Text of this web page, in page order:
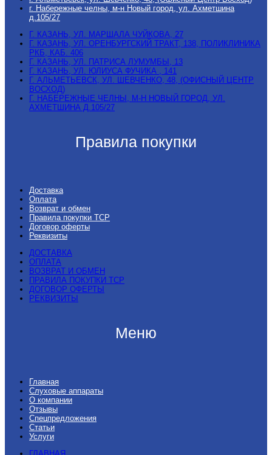
г. Набережные челны, м-н Новый город, ул. Ахметшина
д.105/27
Г. КАЗАНЬ, УЛ. МАРШАЛА ЧУЙКОВА, 27
Г. КАЗАНЬ, УЛ. ОРЕНБУРГСКИЙ ТРАКТ, 138, ПОЛИКЛИНИКА
РКБ, КАБ. 406
Г. КАЗАНЬ, УЛ. ПАТРИСА ЛУМУМБЫ, 13
Г. КАЗАНЬ, УЛ. ЮЛИУСА ФУЧИКА , 141
Г. АЛЬМЕТЬЕВСК, УЛ. ШЕВЧЕНКО, 48, (ОФИСНЫЙ ЦЕНТР
ВОСХОД)
Г. НАБЕРЕЖНЫЕ ЧЕЛНЫ, М-Н НОВЫЙ ГОРОД, УЛ.
АХМЕТШИНА Д.105/27
Правила покупки
Доставка
Оплата
Возврат и обмен
Правила покупки ТСР
Договор оферты
Реквизиты
ДОСТАВКА
ОПЛАТА
ВОЗВРАТ И ОБМЕН
ПРАВИЛА ПОКУПКИ ТСР
ДОГОВОР ОФЕРТЫ
РЕКВИЗИТЫ
Меню
Главная
Слуховые аппараты
О компании
Отзывы
Спецпредложения
Статьи
Услуги